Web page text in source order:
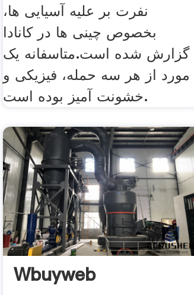
نفرت بر علیه آسیایی ها،
بخصوص چینی ها در کانادا
گزارش شده است.متاسفانه یک
مورد از هر سه حمله، فیزیکی و
خشونت آمیز بوده است.
Wbuyweb